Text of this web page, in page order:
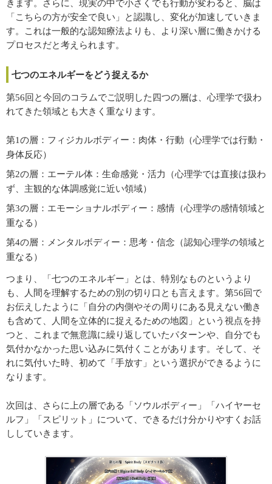
きます。さらに、現実の中で小さくでも行動が変わると、脳は
「こちらの方が安全で良い」と認識し、変化が加速していきま
す。これは一般的な認知療法よりも、より深い層に働きかける
プロセスだと考えられます。
七つのエネルギーをどう捉えるか
第56回と今回のコラムでご説明した四つの層は、心理学で扱わ
れてきた領域とも大きく重なります。
第1の層：フィジカルボディー：肉体・行動（心理学では行動・
身体反応）
第2の層：エーテル体：生命感覚・活力（心理学では直接は扱わ
ず、主観的な体調感覚に近い領域）
第3の層：エモーショナルボディー：感情（心理学の感情領域と
重なる）
第4の層：メンタルボディー：思考・信念（認知心理学の領域と
重なる）
つまり、「七つのエネルギー」とは、特別なものというより
も、人間を理解するための別の切り口とも言えます。第56回で
お伝えしたように「自分の内側やその周りにある見えない働き
も含めて、人間を立体的に捉えるための地図」という視点を持
つと、これまで無意識に繰り返していたパターンや、自分でも
気付かなかった思い込みに気付くことがあります。そして、そ
れに気付いた時、初めて「手放す」という選択ができるように
なります。
次回は、さらに上の層である「ソウルボディー」「ハイヤーセ
ルフ」「スピリット」について、できるだけ分かりやすくお話
ししていきます。